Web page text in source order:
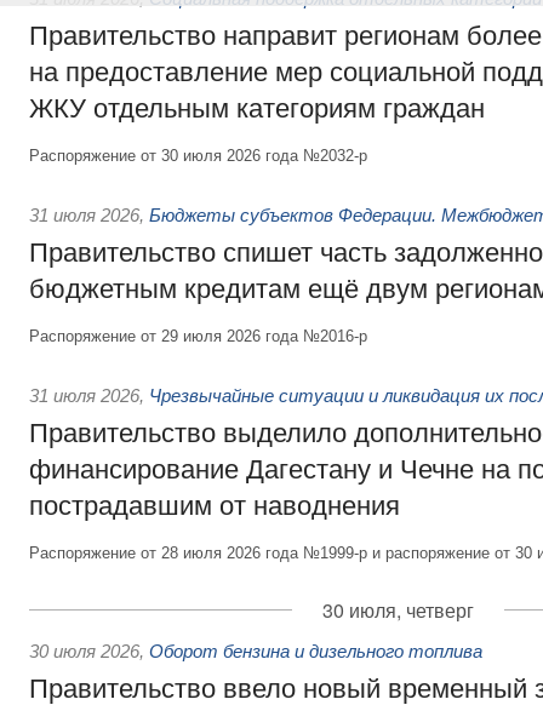
Правительство направит регионам
на предоставление мер социальной
ЖКУ отдельным категориям граждан
Распоряжение от 30 июля 2026 года №2032-р
31 июля 2026, Бюджеты субъектов Федерации.
Правительство спишет часть
бюджетным кредитам ещё двум
Распоряжение от 29 июля 2026 года №2016-р
31 июля 2026, Чрезвычайные ситуации и ликвидация их
Правительство выделило
финансирование Дагестану и Чечне на
пострадавшим от наводнения
Распоряжение от 28 июля 2026 года №1999-р и распоряжение от
30 июля, четверг
30 июля 2026, Оборот бензина и дизельного топлива
Правительство ввело новый временный